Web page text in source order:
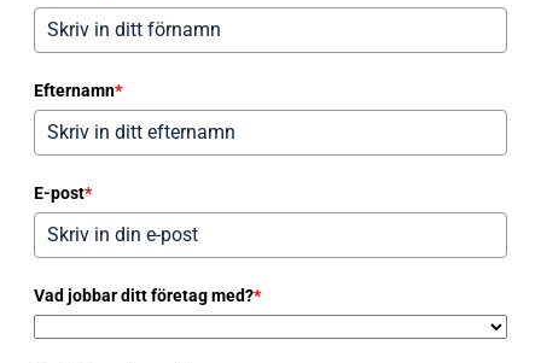
Efternamn*
E-post*
Vad jobbar ditt företag med?*